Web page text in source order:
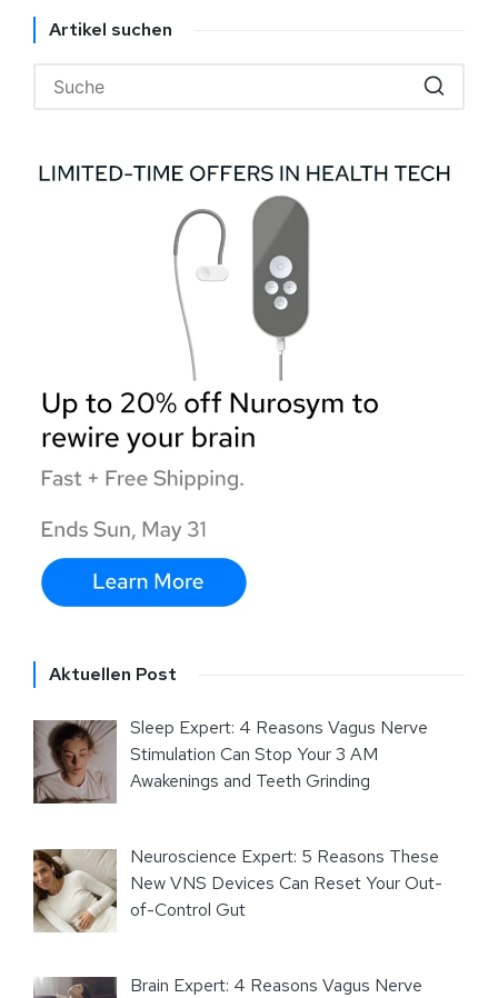
Artikel suchen
Aktuellen Post
Sleep Expert: 4 Reasons Vagus Nerve
Stimulation Can Stop Your 3 AM
Awakenings and Teeth Grinding
Neuroscience Expert: 5 Reasons These
New VNS Devices Can Reset Your Out-
of-Control Gut
Brain Expert: 4 Reasons Vagus Nerve